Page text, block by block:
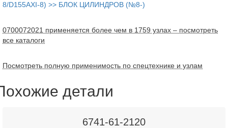
8/D155AXI-8) >> БЛОК ЦИЛИНДРОВ (№8-)
0700072021 применяется более чем в 1759 узлах – посмотреть
все каталоги
Посмотреть полную применимость по спецтехнике и узлам
детали
6741-61-2120